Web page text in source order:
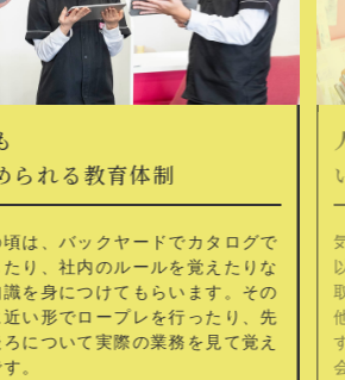
られる教育体制
は、バックヤードでカタログで
り、社内のルールを覚えたりな
を身につけてもらいます。その
い形でロープレを行ったり、先
について実際の業務を見て覚え
。